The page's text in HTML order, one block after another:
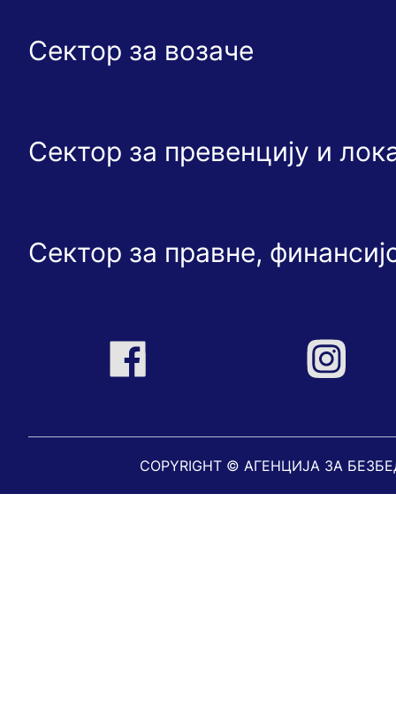
Сектор за возаче
Сектор за превенцију и
Сектор за правне,
COPYRIGHT © АГЕНЦИЈА ЗА